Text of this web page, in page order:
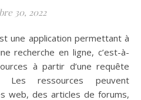
30, 2022
recherche en ligne, c’est-à-
à partir d’une requête
Les ressources peuvent
web, des articles de forums,